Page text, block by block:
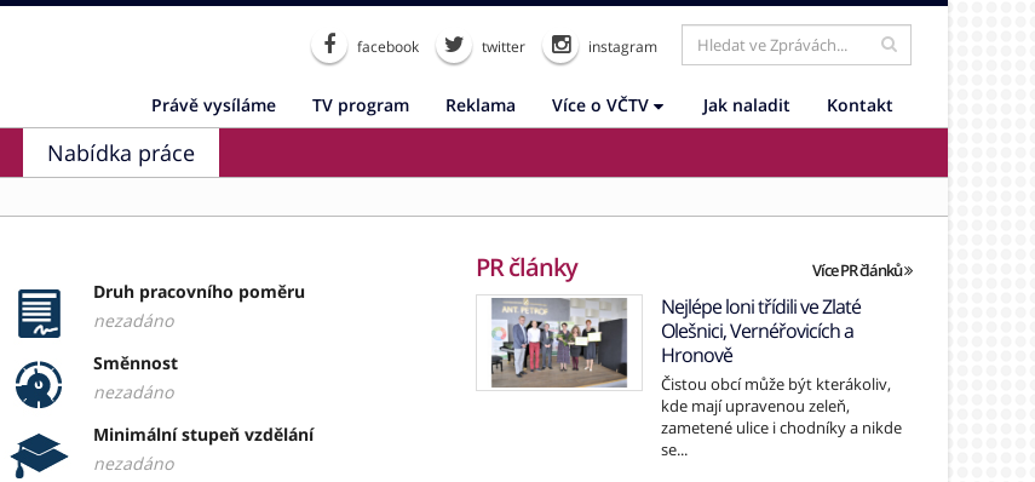
facebook twitter instagram
Právě vysíláme TV program Reklama Více o VČTV Jak naladit Kontakt
Nabídka práce
Druh pracovního poměru
nezadáno
Směnnost
nezadáno
Minimální stupeň vzdělání
nezadáno
PR články Více PR článků
Nejlépe loni třídili ve Zlaté
Olešnici, Vernéřovicích a
Hronově
Čistou obcí může být kterákoliv,
kde mají upravenou zeleň,
zametené ulice i chodníky a nikde
se...